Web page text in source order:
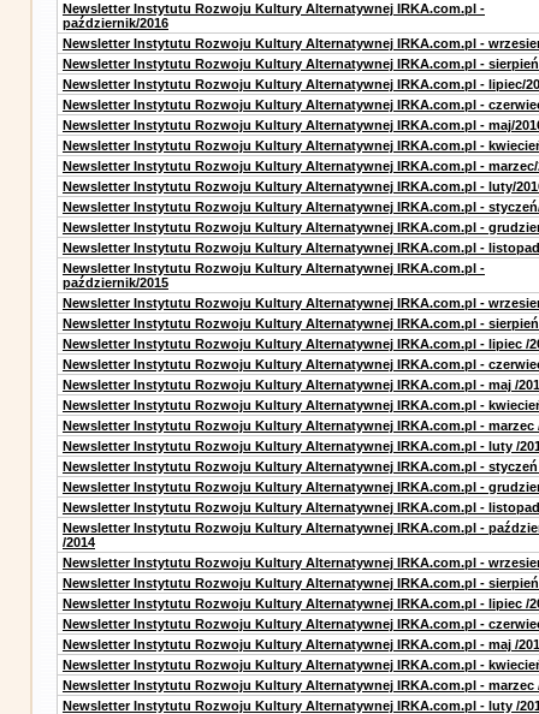
Newsletter Instytutu Rozwoju Kultury Alternatywnej IRKA.com.pl -
październik/2016
Newsletter Instytutu Rozwoju Kultury Alternatywnej IRKA.com.pl -
Newsletter Instytutu Rozwoju Kultury Alternatywnej IRKA.com.pl -
Newsletter Instytutu Rozwoju Kultury Alternatywnej IRKA.com.pl - lipiec/
Newsletter Instytutu Rozwoju Kultury Alternatywnej IRKA.com.pl -
Newsletter Instytutu Rozwoju Kultury Alternatywnej IRKA.com.pl - maj/
Newsletter Instytutu Rozwoju Kultury Alternatywnej IRKA.com.pl -
Newsletter Instytutu Rozwoju Kultury Alternatywnej IRKA.com.pl - marzec/
Newsletter Instytutu Rozwoju Kultury Alternatywnej IRKA.com.pl - luty/
Newsletter Instytutu Rozwoju Kultury Alternatywnej IRKA.com.pl -
Newsletter Instytutu Rozwoju Kultury Alternatywnej IRKA.com.pl -
Newsletter Instytutu Rozwoju Kultury Alternatywnej IRKA.com.pl -
Newsletter Instytutu Rozwoju Kultury Alternatywnej IRKA.com.pl -
październik/2015
Newsletter Instytutu Rozwoju Kultury Alternatywnej IRKA.com.pl -
Newsletter Instytutu Rozwoju Kultury Alternatywnej IRKA.com.pl -
Newsletter Instytutu Rozwoju Kultury Alternatywnej IRKA.com.pl - lipiec /
Newsletter Instytutu Rozwoju Kultury Alternatywnej IRKA.com.pl -
Newsletter Instytutu Rozwoju Kultury Alternatywnej IRKA.com.pl - maj /
Newsletter Instytutu Rozwoju Kultury Alternatywnej IRKA.com.pl -
Newsletter Instytutu Rozwoju Kultury Alternatywnej IRKA.com.pl - marzec
Newsletter Instytutu Rozwoju Kultury Alternatywnej IRKA.com.pl - luty /
Newsletter Instytutu Rozwoju Kultury Alternatywnej IRKA.com.pl - styczeń
Newsletter Instytutu Rozwoju Kultury Alternatywnej IRKA.com.pl -
Newsletter Instytutu Rozwoju Kultury Alternatywnej IRKA.com.pl - listopad
Newsletter Instytutu Rozwoju Kultury Alternatywnej IRKA.com.pl -
/2014
Newsletter Instytutu Rozwoju Kultury Alternatywnej IRKA.com.pl -
Newsletter Instytutu Rozwoju Kultury Alternatywnej IRKA.com.pl - sierpień
Newsletter Instytutu Rozwoju Kultury Alternatywnej IRKA.com.pl - lipiec /
Newsletter Instytutu Rozwoju Kultury Alternatywnej IRKA.com.pl -
Newsletter Instytutu Rozwoju Kultury Alternatywnej IRKA.com.pl - maj /
Newsletter Instytutu Rozwoju Kultury Alternatywnej IRKA.com.pl -
Newsletter Instytutu Rozwoju Kultury Alternatywnej IRKA.com.pl - marzec
Newsletter Instytutu Rozwoju Kultury Alternatywnej IRKA.com.pl - luty /